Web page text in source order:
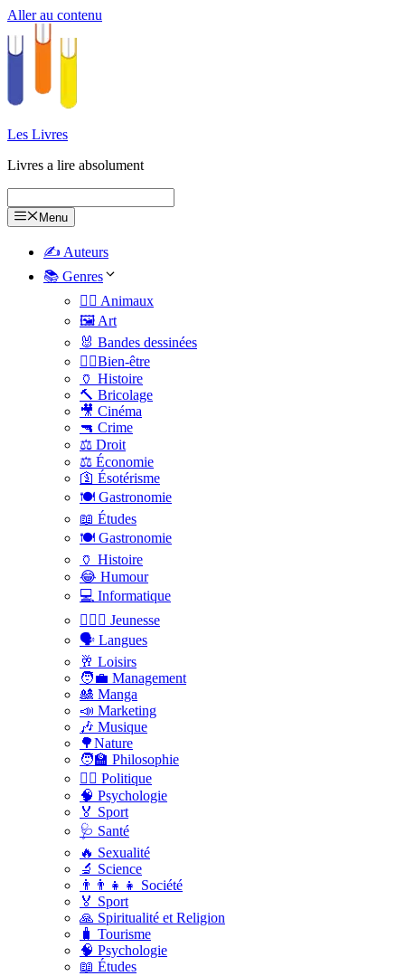
Aller au contenu
Les Livres
Livres a lire absolument
Menu
✍️ Auteurs
📚 Genres
🐕‍🦺 Animaux
🖼️ Art
🐰 Bandes dessinées
🧑‍⚕️Bien-être
🏺 Histoire
🔨 Bricolage
🎥 Cinéma
🔫 Crime
⚖️ Droit
⚖️ Économie
🛐 Ésotérisme
🍽️ Gastronomie
📖 Études
🍽️ Gastronomie
🏺 Histoire
😂 Humour
💻 Informatique
🤸🏽‍♀️ Jeunesse
🗣 Langues
🥂 Loisirs
🧑‍💼 Management
🎎 Manga
📣 Marketing
🎶 Musique
🌳Nature
🧑‍🏫 Philosophie
👨‍⚖️ Politique
🧠 Psychologie
🏅 Sport
🩺 Santé
🔥 Sexualité
🔬 Science
👨‍👨‍👧‍👧 Société
🏅 Sport
🙏 Spiritualité et Religion
🧳 Tourisme
🧠 Psychologie
📖 Études